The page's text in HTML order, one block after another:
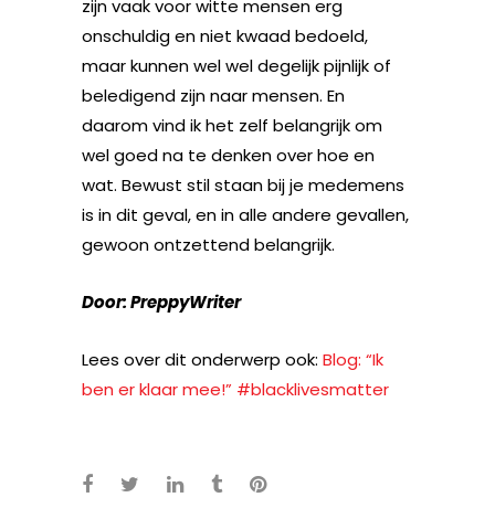
zijn vaak voor witte mensen erg
onschuldig en niet kwaad bedoeld,
maar kunnen welwel degelijk pijnlijk of
beledigend zijn naar mensen. En
daarom vind ik het zelf belangrijk om
wel goed na te denken over hoe en
wat. Bewust stil staan bij je medemens
is in dit geval, en in alle andere gevallen,
gewoon ontzettend belangrijk.
Door: PreppyWriter
Lees over dit onderwerp ook: Blog: “Ik
ben er klaar mee!” #blacklivesmatter